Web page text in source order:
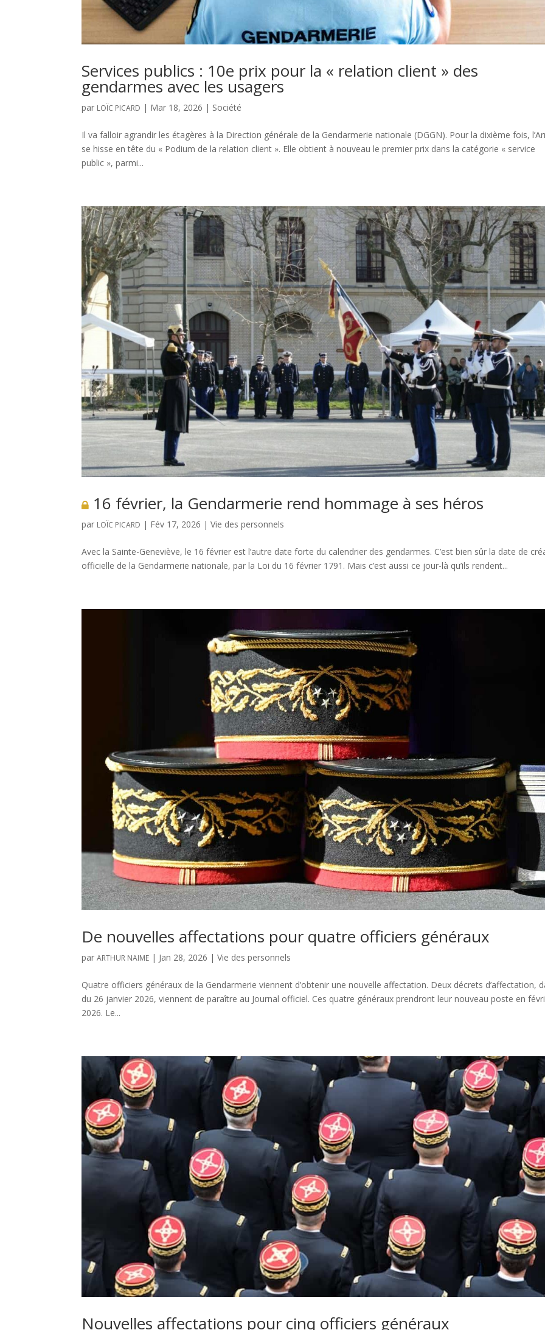
Services publics : 10e prix pour la « relation client » des
gendarmes avec les usagers
par LOÏC PICARD | Mar 18, 2026 | Société
Il va falloir agrandir les étagères à la Direction générale de la Gendarmerie nationale (DGGN). Pour la dixième fois,
se hisse en tête du « Podium de la relation client ». Elle obtient à nouveau le premier prix dans la catégorie « service
public », parmi...
16 février, la Gendarmerie rend hommage à ses héros
par LOÏC PICARD | Fév 17, 2026 |Vie des personnels
Avec la Sainte-Geneviève, le 16 février est l’autre date forte du calendrier des gendarmes. C’est bien sûr la date de
officielle de la Gendarmerie nationale, par la Loi du 16 février 1791. Mais c’est aussi ce jour-là qu’ils rendent...
De nouvelles affectations pour quatre officiers généraux
parARTHUR NAIME | Jan 28, 2026 |Vie des personnels
Quatre officiers généraux de la Gendarmerie viennent d’obtenir une nouvelle affectation. Deux décrets d’affectation,
du 26 janvier 2026, viennent de paraître au Journal officiel. Ces quatre généraux prendront leur nouveau poste en
2026. Le...
Nouvelles affectations pour cinq officiers généraux